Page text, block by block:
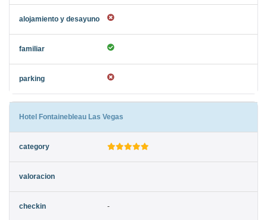
Hotel Fontainebleau Las Vegas
-